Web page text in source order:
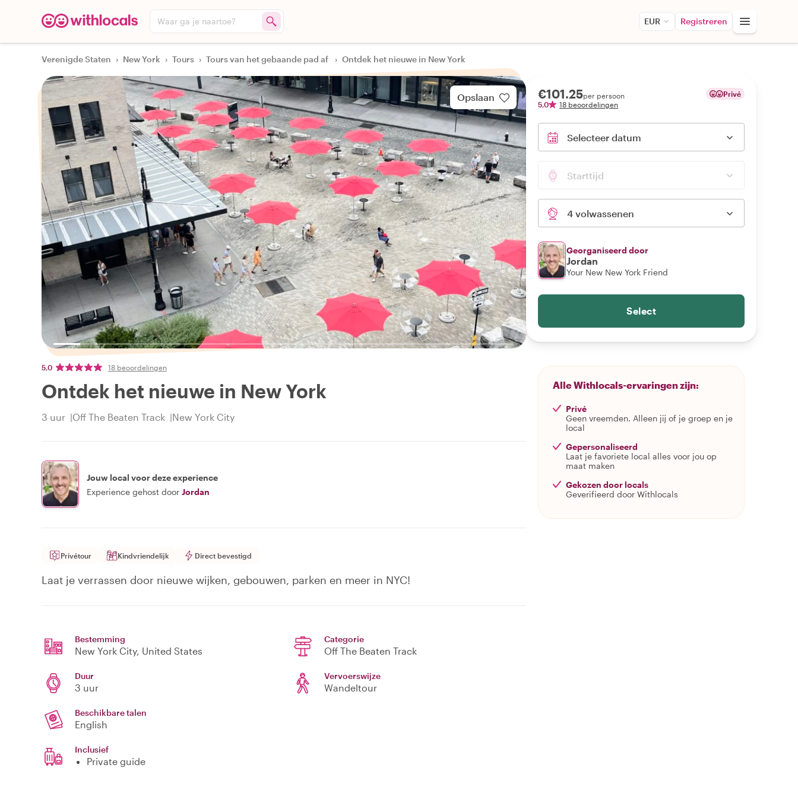
Waar ga je naartoe? EUR Registreren
Verenigde Staten › New York › Tours › Tours van het gebaande pad af › Ontdek het nieuwe in New York
Opslaan
5,0 18 beoordelingen
Ontdek het nieuwe in New York
3 uur Off The Beaten Track New York City
Jouw local voor deze experience
Experience gehost door Jordan
Privétour Kindvriendelijk Direct bevestigd
Laat je verrassen door nieuwe wijken, gebouwen, parken en meer in NYC!
Bestemming
New York City, United States
Categorie
Off The Beaten Track
Duur
3 uur
Vervoerswijze
Wandeltour
Beschikbare talen
English
Inclusief
Private guide
€101.25per persoon
5,0
18 beoordelingen
Privé
Selecteer datum
Starttijd
4 volwassenen
Georganiseerd door
Jordan
Your New New York Friend
Select
Alle Withlocals-ervaringen zijn:
Privé
Geen vreemden. Alleen jij of je groep en je
local
Gepersonaliseerd
Laat je favoriete local alles voor jou op
maat maken
Gekozen door locals
Geverifieerd door Withlocals